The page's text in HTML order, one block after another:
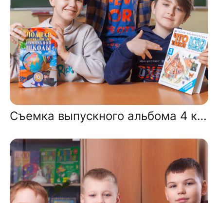
Съемка выпускного альбома 4 класса в школе